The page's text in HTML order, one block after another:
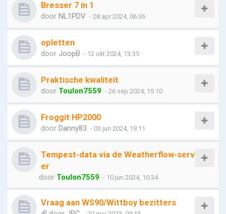
Bresser 7 in 1
door NL1PDV - 28 apr 2024, 06:36
opletten
door JoopB - 12 okt 2024, 13:35
Praktische kwaliteit
door Toulon7559 - 26 sep 2024, 15:10
Froggit HP2000
door Danny83 - 03 jun 2024, 19:11
Tempest-data via de Weatherflow-serv
er
door Toulon7559 - 10 jun 2024, 10:34
Vraag aan WS90/Wittboy bezitters